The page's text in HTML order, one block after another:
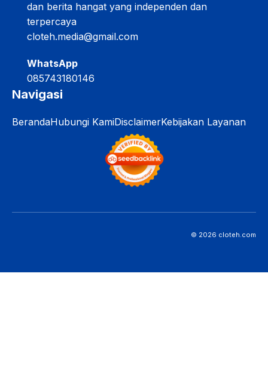
dan berita hangat yang independen dan
terpercaya
cloteh.media@gmail.com
WhatsApp
085743180146
Navigasi
BerandaHubungi KamiDisclaimerKebijakan Layanan
© 2026 cloteh.com